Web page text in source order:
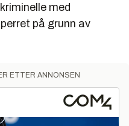
med
på grunn av
ETTER ANNONSEN